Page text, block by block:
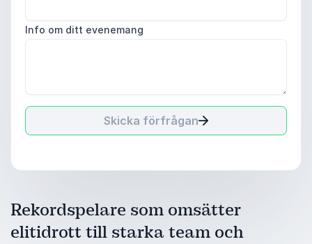
Info om ditt evenemang
Skicka förfrågan
Rekordspelare som omsätter
elitidrott till starka team och